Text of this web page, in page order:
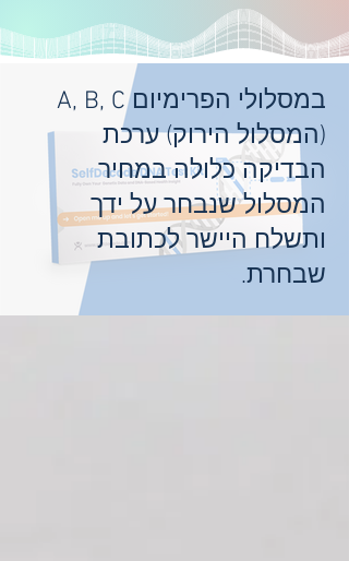
במסלולי הפרימיום A, B, C
(המסלול הירוק) ערכת
הבדיקה כלולה במחיר
המסלול שנבחר על ידך
ותשלח היישר לכתובת
שבחרת.